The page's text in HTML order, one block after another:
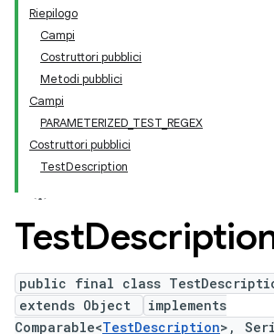
Riepilogo
Campi
Costruttori pubblici
Metodi pubblici
Campi
PARAMETERIZED_TEST_REGEX
Costruttori pubblici
TestDescription
Test
public final class
extends Object
implements
Comparable<TestDescription>,